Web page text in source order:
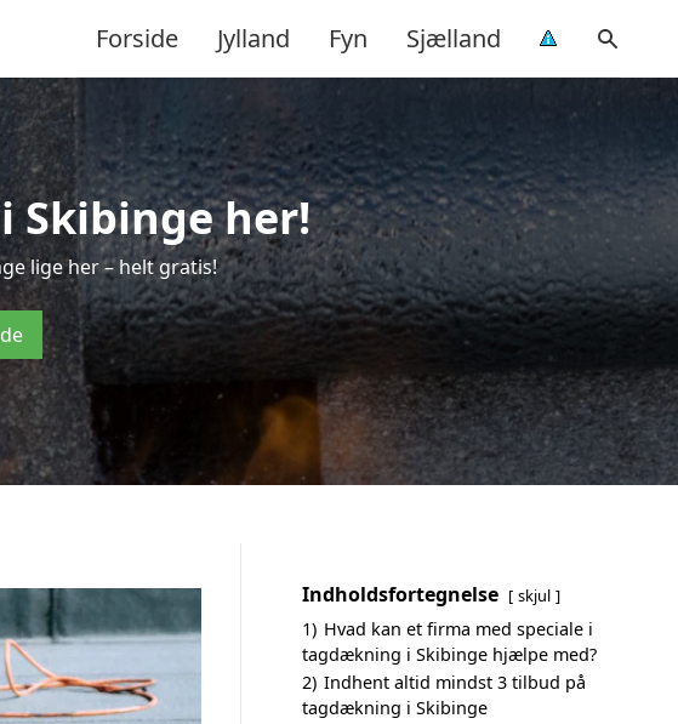
Forside Jylland Fyn Sjælland
her!
lige her – helt gratis!
Indholdsfortegnelse skjul
1) Hvad kan et firma med speciale i
tagdækning i Skibinge hjælpe med?
2) Indhent altid mindst 3 tilbud på
tagdækning i Skibinge